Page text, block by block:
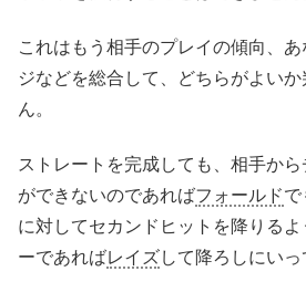
これはもう相手のプレイの傾向、
ジなどを総合して、どちらがよい
ん。
ストレートを完成しても、相手か
ができないのであればフォールドで
に対してセカンドヒットを降りる
ーであればレイズ して降ろしにいっ